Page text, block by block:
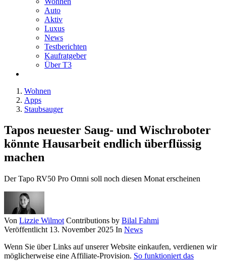
Auto
Aktiv
Luxus
News
Testberichten
Kaufratgeber
Über T3
Wohnen
Apps
Staubsauger
Tapos neuester Saug- und Wischroboter
könnte Hausarbeit endlich überflüssig
machen
Der Tapo RV50 Pro Omni soll noch diesen Monat erscheinen
Von Lizzie Wilmot Contributions by Bilal Fahmi
Veröffentlicht 13. November 2025 In News
Wenn Sie über Links auf unserer Website einkaufen, verdienen wir
möglicherweise eine Affiliate-Provision. So funktioniert das